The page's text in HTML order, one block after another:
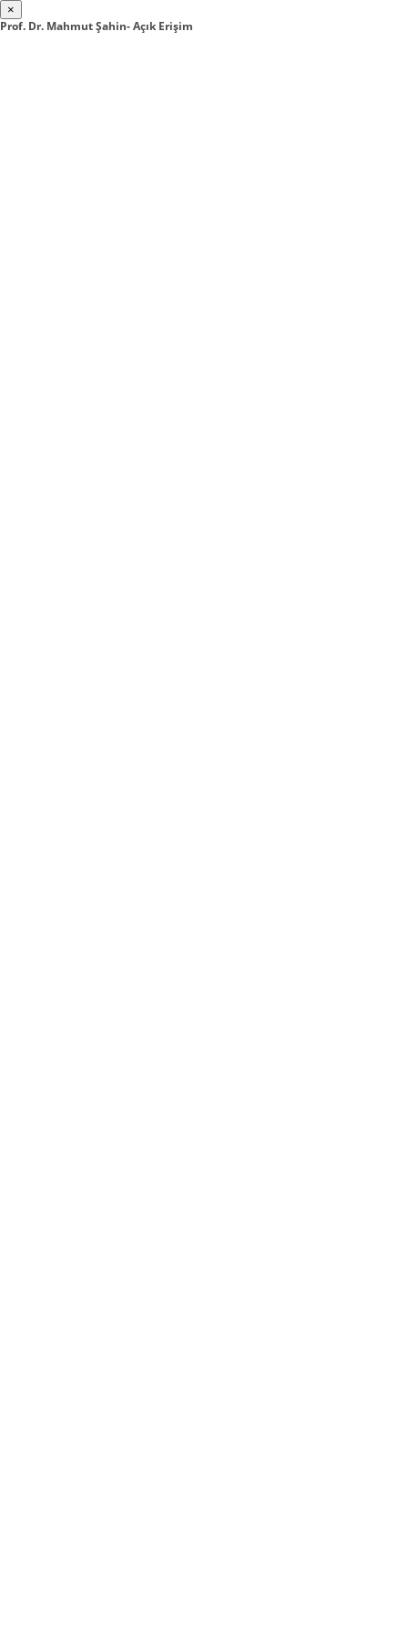
×
Prof. Dr. Mahmut Şahin- Açık Erişim